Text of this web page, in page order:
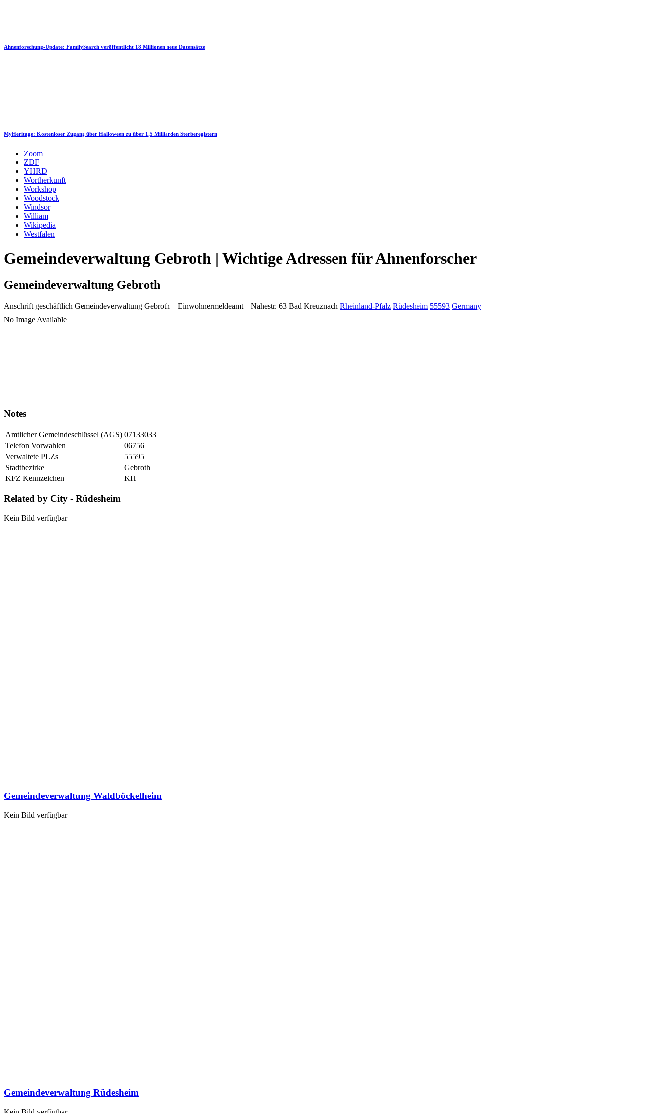
Ahnenforschung-Update: FamilySearch veröffentlicht 18 Millionen neue Datensätze
MyHeritage: Kostenloser Zugang über Halloween zu über 1,5 Milliarden Sterberegistern
Zoom
ZDF
YHRD
Wortherkunft
Workshop
Woodstock
Windsor
William
Wikipedia
Westfalen
Gemeindeverwaltung Gebroth | Wichtige Adressen für Ahnenforscher
Gemeindeverwaltung Gebroth
Anschrift geschäftlich Gemeindeverwaltung Gebroth – Einwohnermeldeamt – Nahestr. 63 Bad Kreuznach Rheinland-Pfalz Rüdesheim 55593 Germany
No Image Available
Notes
Amtlicher Gemeindeschlüssel (AGS) 07133033
Telefon Vorwahlen
06756
Verwaltete PLZs
55595
Stadtbezirke
Gebroth
KFZ Kennzeichen
KH
Related by City - Rüdesheim
Kein Bild verfügbar
Gemeindeverwaltung Waldböckelheim
Kein Bild verfügbar
Gemeindeverwaltung Rüdesheim